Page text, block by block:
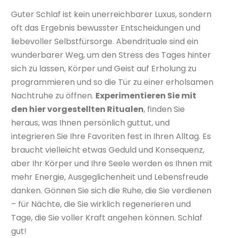
Guter Schlaf ist kein unerreichbarer Luxus, sondern
oft das Ergebnis bewusster Entscheidungen und
liebevoller Selbstfürsorge. Abendrituale sind ein
wunderbarer Weg, um den Stress des Tages hinter
sich zu lassen, Körper und Geist auf Erholung zu
programmieren und so die Tür zu einer erholsamen
Nachtruhe zu öffnen. Experimentieren Sie mit
den hier vorgestellten Ritualen, finden Sie
heraus, was Ihnen persönlich guttut, und
integrieren Sie Ihre Favoriten fest in Ihren Alltag. Es
braucht vielleicht etwas Geduld und Konsequenz,
aber Ihr Körper und Ihre Seele werden es Ihnen mit
mehr Energie, Ausgeglichenheit und Lebensfreude
danken. Gönnen Sie sich die Ruhe, die Sie verdienen
– für Nächte, die Sie wirklich regenerieren und
Tage, die Sie voller Kraft angehen können. Schlaf
gut!